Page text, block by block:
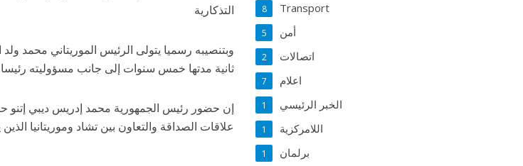
التذكارية
وبتنصيبه رسميا يتولى الرئيس الموريتاني محمد
ثانية مدتها خمس سنوات إلى جانب مسؤوليته رئيسا
إن حضور رئيس الجمهورية محمد إدريس ديبي إتنو
علاقات الصداقة والتعاون بين تشاد وموريتانيا
Transport
8
أمن 5
اتصالات 2
اعلام 7
الخبر الرئيسي 1
اللامركزية 1
برلمان 1